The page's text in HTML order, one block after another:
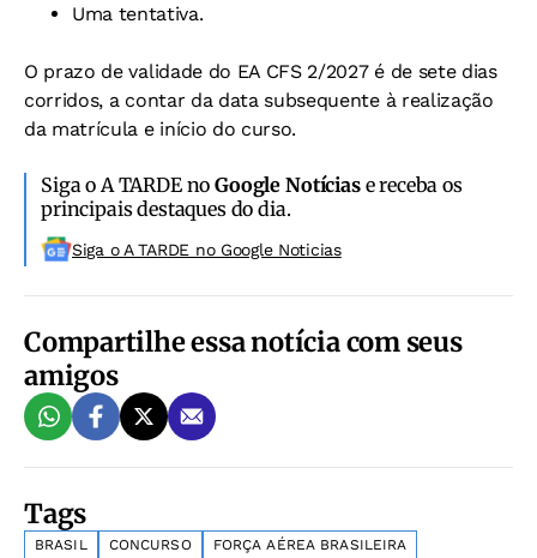
Uma tentativa.
O prazo de validade do EA CFS 2/2027 é de sete dias
corridos, a contar da data subsequente à realização
da matrícula e início do curso.
Siga o A TARDE noGoogle Notíciase receba os
principais destaques do dia.
Siga o A TARDE no Google Noticias
Compartilhe essa notícia com seus
amigos
Tags
BRASIL CONCURSO FORÇA AÉREA BRASILEIRA